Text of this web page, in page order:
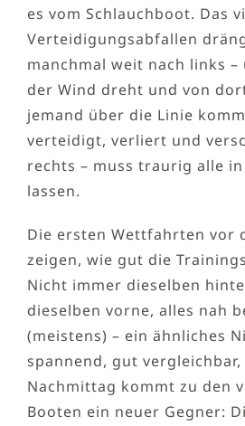
es vom Schlauchboot. Das
Verteidigungsabfallen
manchmal weit nach links
der Wind dreht und von
jemand über die Linie
verteidigt, verliert und
rechts – muss traurig alle
lassen.
Die ersten Wettfahrten vor
zeigen, wie gut die
Nicht immer dieselben
dieselben vorne, alles nah
(meistens) – ein ähnliches
spannend, gut
Nachmittag kommt zu den
Booten ein neuer Gegner: